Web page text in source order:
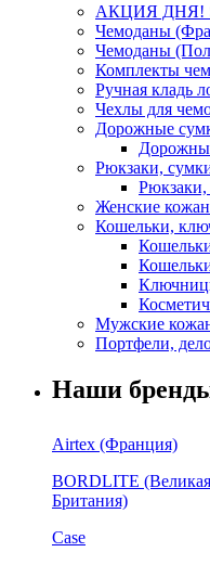
АКЦИЯ ДНЯ!
Чемоданы
Чемоданы
Комплекты
Ручная кладь
Чехлы для
Дорожные
Рюкзаки,
Рюкзаки,
Женские
Кошельки,
Мужские
Портфели,
Наши
Airtex (Франция)
BORDLITE (Великая
Британия)
Case